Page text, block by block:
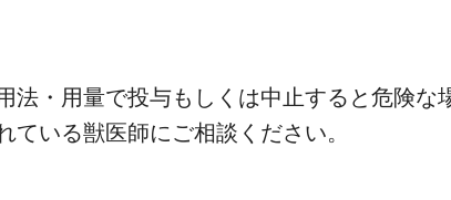
法・用量で投与もしくは中止すると危険
いる獣医師にご相談ください。